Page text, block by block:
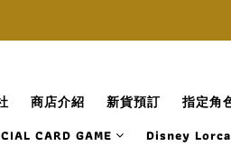
商店介紹 新貨預訂
指定角
CARD GAME
Disney